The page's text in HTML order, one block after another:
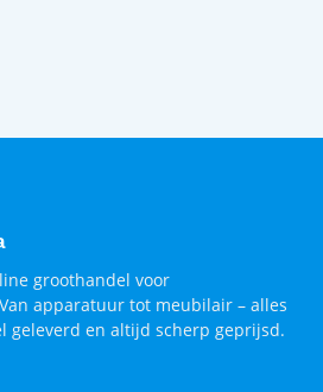
groothandel voor
apparatuur tot meubilair – alles
geleverd en altijd scherp geprijsd.